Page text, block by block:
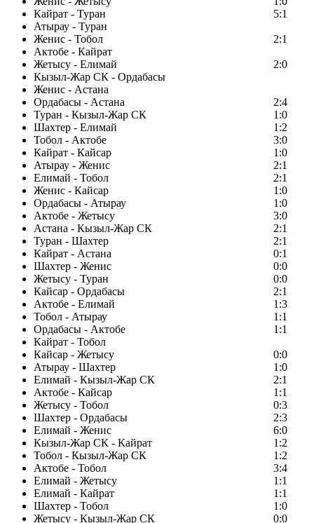
Кайрат - Туран
5:1
Атырау - Туран
Женис - Тобол
2:1
Актобе - Кайрат
Жетысу - Елимай
2:0
Кызыл-Жар СК - Ордабасы
Женис - Астана
Ордабасы - Астана
2:4
Туран - Кызыл-Жар СК
1:0
Шахтер - Елимай
1:2
Тобол - Актобе
3:0
Кайрат - Кайсар
1:0
Атырау - Женис
2:1
Елимай - Тобол
2:1
Женис - Кайсар
1:0
Ордабасы - Атырау
1:0
Актобе - Жетысу
3:0
Астана - Кызыл-Жар СК
2:1
Туран - Шахтер
2:1
Кайрат - Астана
0:1
Шахтер - Женис
0:0
Жетысу - Туран
0:0
Кайсар - Ордабасы
2:1
Актобе - Елимай
1:3
Тобол - Атырау
1:1
Ордабасы - Актобе
1:1
Кайрат - Тобол
Кайсар - Жетысу
0:0
Атырау - Шахтер
1:0
Елимай - Кызыл-Жар СК
2:1
Актобе - Кайсар
1:1
Жетысу - Тобол
0:3
Шахтер - Ордабасы
2:3
Елимай - Женис
6:0
Кызыл-Жар СК - Кайрат
1:2
Тобол - Кызыл-Жар СК
1:2
Актобе - Тобол
3:4
Елимай - Жетысу
1:1
Елимай - Кайрат
1:1
Шахтер - Тобол
1:0
Жетысу - Кызыл-Жар СК
0:0